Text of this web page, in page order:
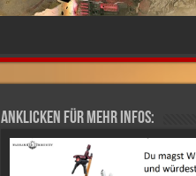
Anklicken für mehr Infos: